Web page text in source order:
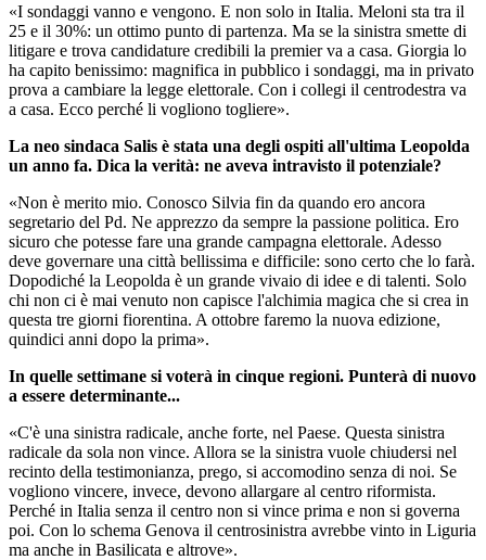
«I sondaggi vanno e vengono. E non solo in Italia. Meloni sta tra il
25 e il 30%: un ottimo punto di partenza. Ma se la sinistra smette di
litigare e trova candidature credibili la premier va a casa. Giorgia lo
ha capito benissimo: magnifica in pubblico i sondaggi, ma in privato
prova a cambiare la legge elettorale. Con i collegi il centrodestra va
a casa. Ecco perché li vogliono togliere».
La neo sindaca Salis è stata una degli ospiti all'ultima Leopolda
un anno fa. Dica la verità: ne aveva intravisto il potenziale?
«Non è merito mio. Conosco Silvia fin da quando ero ancora
segretario del Pd. Ne apprezzo da sempre la passione politica. Ero
sicuro che potesse fare una grande campagna elettorale. Adesso
deve governare una città bellissima e difficile: sono certo che lo farà.
Dopodiché la Leopolda è un grande vivaio di idee e di talenti. Solo
chi non ci è mai venuto non capisce l'alchimia magica che si crea in
questa tre giorni fiorentina. A ottobre faremo la nuova edizione,
quindici anni dopo la prima».
In quelle settimane si voterà in cinque regioni. Punterà di nuovo
a essere determinante...
«C'è una sinistra radicale, anche forte, nel Paese. Questa sinistra
radicale da sola non vince. Allora se la sinistra vuole chiudersi nel
recinto della testimonianza, prego, si accomodino senza di noi. Se
vogliono vincere, invece, devono allargare al centro riformista.
Perché in Italia senza il centro non si vince prima e non si governa
poi. Con lo schema Genova il centrosinistra avrebbe vinto in Liguria
ma anche in Basilicata e altrove».